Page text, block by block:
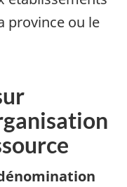
province ou le